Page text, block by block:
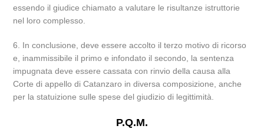
essendo il giudice chiamato a valutare le risultanze istruttorie
nel loro complesso.
6. In conclusione, deve essere accolto il terzo motivo di ricorso
e, inammissibile il primo e infondato il secondo, la sentenza
impugnata deve essere cassata con rinvio della causa alla
Corte di appello di Catanzaro in diversa composizione, anche
per la statuizione sulle spese del giudizio di legittimità.
P.Q.M.